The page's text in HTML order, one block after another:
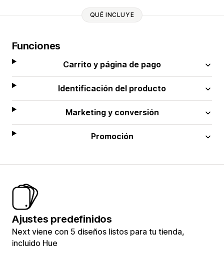
QUÉ INCLUYE
Funciones
Carrito y página de pago
Identificación del producto
Marketing y conversión
Promoción
Ajustes predefinidos
Next viene con 5 diseños listos para tu tienda,
incluido Hue